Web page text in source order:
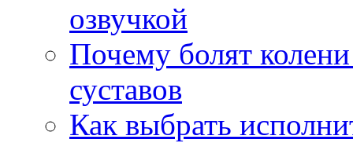
озвучкой
Почему болят
суставов
Как выбрать